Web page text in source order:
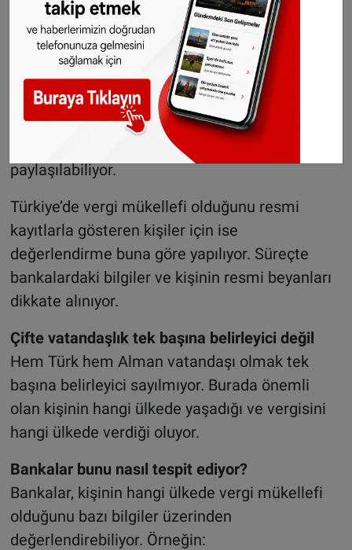
Otomatik bilgi paylaşımında temel kriter
vatandaşlık değil, kişinin hangi ülkede vergi
mükellefi olarak kabul edildiği oluyor.
Örneğin Almanya’da yaşayan ve vergisini
Almanya’da veren bir kişinin Türkiye’deki
finansal hesap bilgileri Almanya ile
paylaşılabiliyor.
Türkiye’de vergi mükellefi olduğunu resmi
kayıtlarla gösteren kişiler için ise
değerlendirme buna göre yapılıyor. Süreçte
bankalardaki bilgiler ve kişinin resmi beyanları
dikkate alınıyor.
Çifte vatandaşlık tek başına belirleyici değil
Hem Türk hem Alman vatandaşı olmak tek
başına belirleyici sayılmıyor. Burada önemli
olan kişinin hangi ülkede yaşadığı ve vergisini
hangi ülkede verdiği oluyor.
Bankalar bunu nasıl tespit ediyor?
Bankalar, kişinin hangi ülkede vergi mükellefi
olduğunu bazı bilgiler üzerinden
değerlendirebiliyor. Örneğin: